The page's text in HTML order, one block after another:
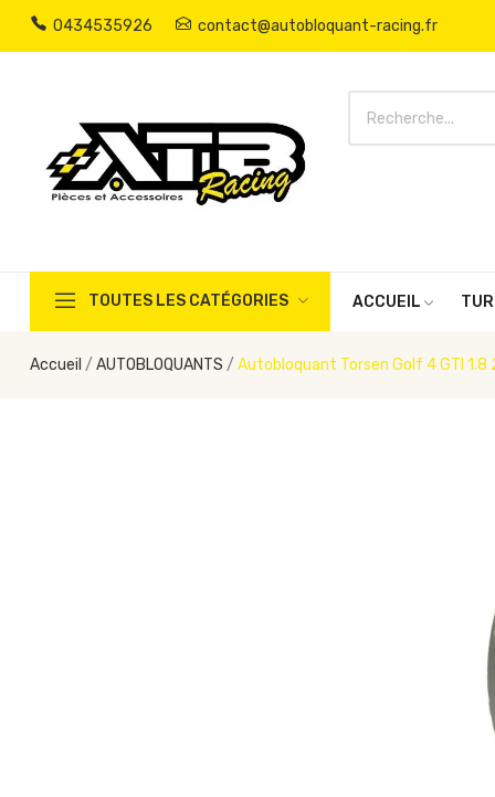
0434535926 contact@autobloquant-racing.fr
TOUTES LES CATÉGORIES ACCUEIL
Accueil AUTOBLOQUANTS Autobloquant Torsen Golf 4 GTI 1.8